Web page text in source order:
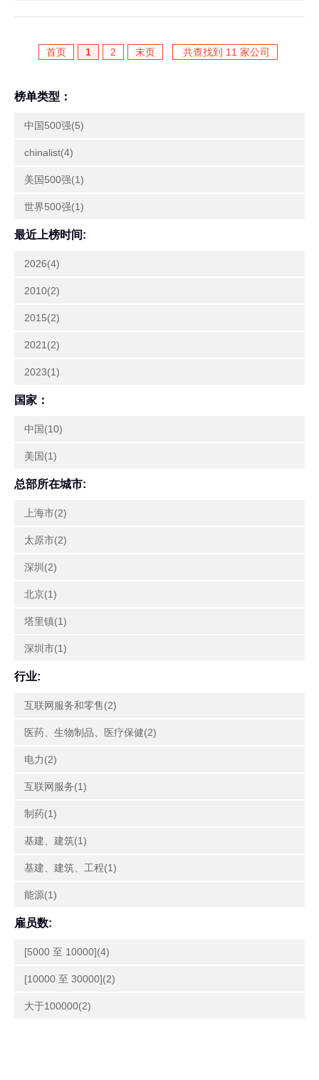
首页 1 2 末页 共查找到 11 家公司
榜单类型：
中国500强(5)
chinalist(4)
美国500强(1)
世界500强(1)
最近上榜时间:
2026(4)
2010(2)
2015(2)
2021(2)
2023(1)
国家：
中国(10)
美国(1)
总部所在城市:
上海市(2)
太原市(2)
深圳(2)
北京(1)
塔里镇(1)
深圳市(1)
行业:
互联网服务和零售(2)
医药、生物制品、医疗保健(2)
电力(2)
互联网服务(1)
制药(1)
基建、建筑(1)
基建、建筑、工程(1)
能源(1)
雇员数:
[5000 至 10000](4)
[10000 至 30000](2)
大于100000(2)